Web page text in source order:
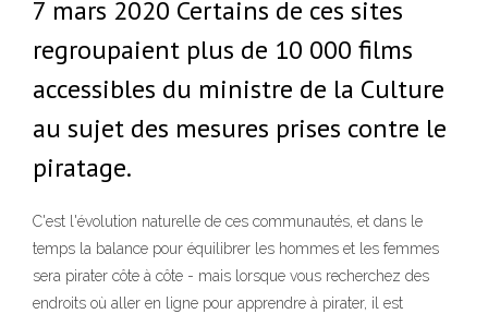
7 mars 2020 Certains de ces sites
regroupaient plus de 10 000 films
accessibles du ministre de la Culture
au sujet des mesures prises contre le
piratage.
C'est l'évolution naturelle de ces communautés, et dans le
temps la balance pour équilibrer les hommes et les femmes
sera pirater côte à côte - mais lorsque vous recherchez des
endroits où aller en ligne pour apprendre à pirater, il est